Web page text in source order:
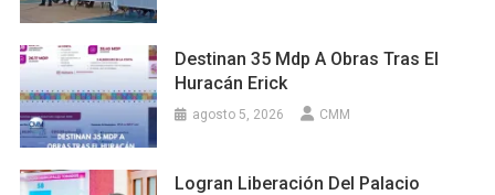
Destinan 35 Mdp A Obras Tras El
Huracán Erick
agosto 5, 2026 CMM
Logran Liberación Del Palacio